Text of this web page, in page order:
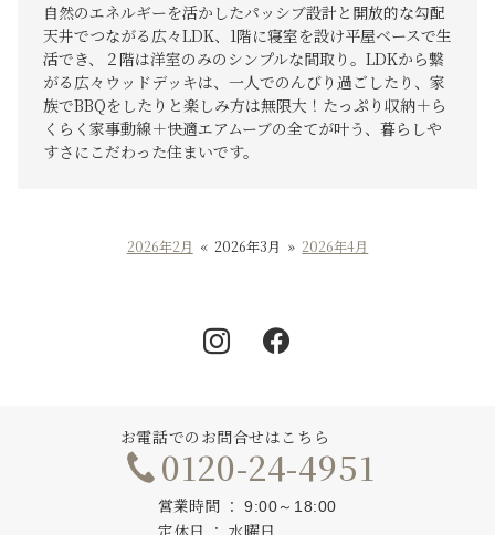
自然のエネルギーを活かしたパッシブ設計と開放的な勾配
天井でつながる広々LDK、1階に寝室を設け平屋ベースで生
活でき、２階は洋室のみのシンプルな間取り。LDKから繋
がる広々ウッドデッキは、一人でのんびり過ごしたり、家
族でBBQをしたりと楽しみ方は無限大！たっぷり収納＋ら
くらく家事動線＋快適エアムーブの全てが叶う、暮らしや
すさにこだわった住まいです。
2026年2月 « 2026年3月 » 2026年4月
Instagram
お電話でのお問合せはこちら
0120-24-4951
営業時間 9:00～18:00
定休日 水曜日